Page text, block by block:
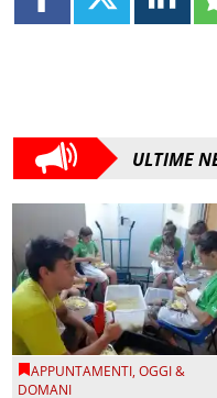
ULTIME
APPUNTAMENTI,OGGI &
DOMANI